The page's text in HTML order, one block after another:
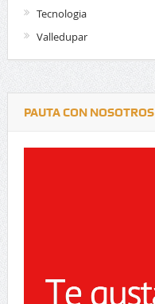
Tecnologia
Valledupar
PAUTA CON NOSOTROS